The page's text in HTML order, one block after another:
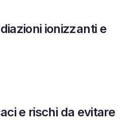
ionizzanti e
e rischi da evitare